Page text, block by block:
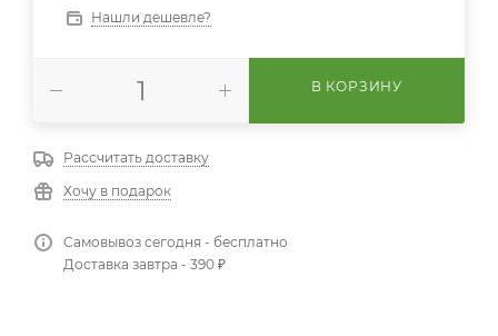
Нашли дешевле?
В КОРЗИНУ
Рассчитать доставку
Хочу в подарок
Самовывоз сегодня - бесплатно
Доставка завтра - 390 ₽